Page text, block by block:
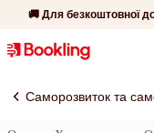
🚚 Для безкоштовної
Саморозвиток та